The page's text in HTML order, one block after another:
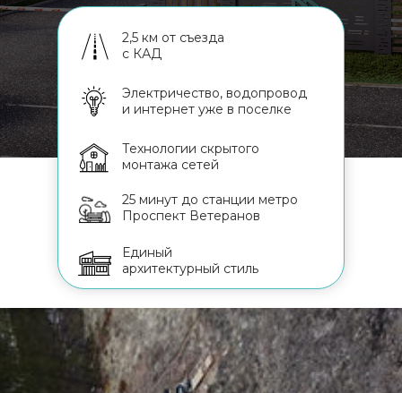
2,5 км от съезда
с КАД
Электричество, водопровод
и интернет уже в поселке
Технологии скрытого
монтажа сетей
25 минут до станции метро
Проспект Ветеранов
Единый
архитектурный стиль